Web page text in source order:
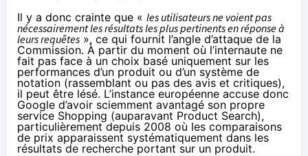
Il y a donc crainte que « les utilisateurs ne voient pas
nécessairement les résultats les plus pertinents en réponse à
leurs requêtes », ce qui fournit l’angle d’attaque de la
Commission. À partir du moment où l’internaute ne
fait pas face à un choix basé uniquement sur les
performances d’un produit ou d’un système de
notation (rassemblant ou pas des avis et critiques),
il peut être lésé. L’instance européenne accuse donc
Google d’avoir sciemment avantagé son propre
service Shopping (auparavant Product Search),
particulièrement depuis 2008 où les comparaisons
de prix apparaissent systématiquement dans les
résultats de recherche portant sur un produit.